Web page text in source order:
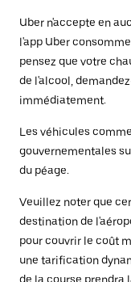
Uber n'accepte en
l'app Uber
pensez que votre
de l'alcool,
immédiatement.
Les véhicules
gouvernementales
du péage.
Veuillez noter que
destination de
pour couvrir le coût
une tarification